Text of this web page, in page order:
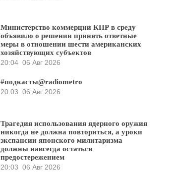
Министерство коммерции КНР в среду
объявило о решении принять ответные
меры в отношении шести американских
хозяйствующих субъектов
20:04 06 Авг 2026
#подкасты@radiometro
20:03 06 Авг 2026
Трагедия использования ядерного оружия
никогда не должна повториться, а уроки
экспансии японского милитаризма
должны навсегда остаться
предостережением
20:03 06 Авг 2026